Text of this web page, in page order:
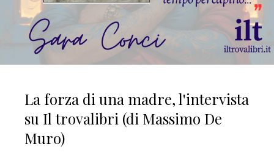
La forza di una madre, l'intervista
su Il trovalibri (di Massimo De
Muro)